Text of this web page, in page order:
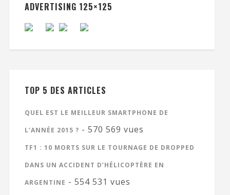
ADVERTISING 125×125
TOP 5 DES ARTICLES
QUEL EST LE MEILLEUR SMARTPHONE DE
L’ANNÉE 2015 ? - 570 569 vues
TF1 : 10 MORTS SUR LE TOURNAGE DE DROPPED
DANS UN ACCIDENT D’HÉLICOPTÈRE EN
ARGENTINE - 554 531 vues